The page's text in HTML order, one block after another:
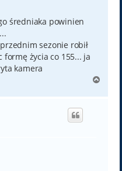
średniaka powinien
sezonie robił
formę życia co 155... ja
kamera
g